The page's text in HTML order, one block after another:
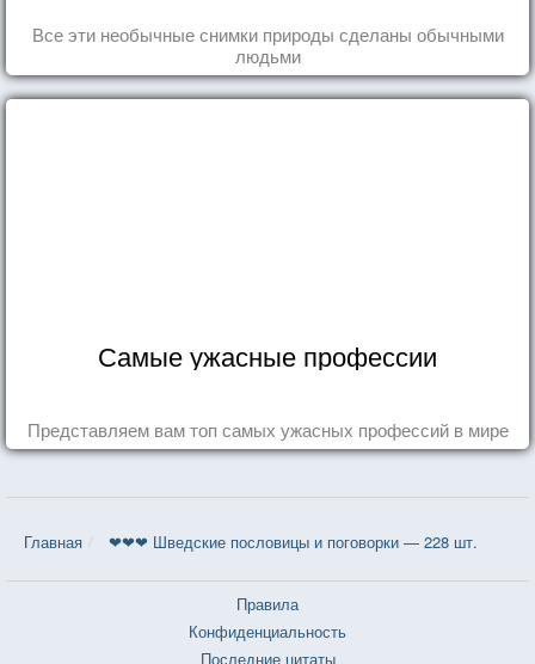
Все эти необычные снимки природы сделаны обычными
людьми
Самые ужасные профессии
Представляем вам топ самых ужасных профессий в мире
Главная ❤❤❤ Шведские пословицы и поговорки — 228 шт.
Правила
Конфиденциальность
Последние цитаты